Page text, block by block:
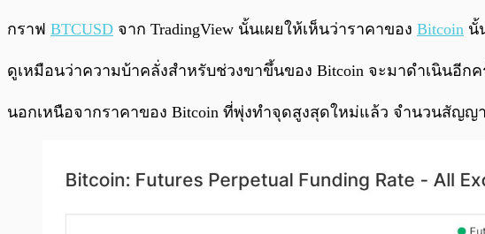
กราฟ BTCUSD จาก TradingView นั้นเผยให้เห็นว่าราคาของ Bitcoin นั้
ดูเหมือนว่าความบ้าคลั่งสำหรับช่วงขาขึ้นของ Bitcoin จะมาดำเนินอีก
นอกเหนือจากราคาของ Bitcoin ที่พุ่งทำจุดสูงสุดใหม่แล้ว จำนวนสัญญ